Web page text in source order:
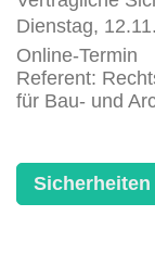
Dienstag,
Online-Termin
Referent:
für Bau- und